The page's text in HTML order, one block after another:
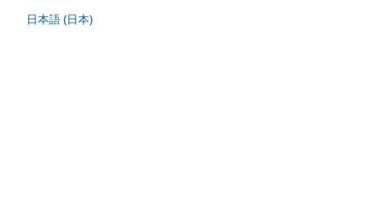
日本語 (日本)